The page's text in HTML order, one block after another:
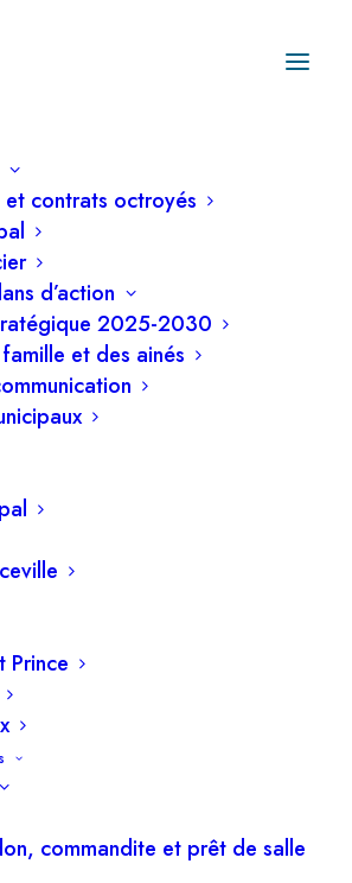
contrats octroyés
d’action
2025-2030
et des ainés
Prince
commandite et prêt de salle
par les présentes, donné par
adjoint de la Ville de
y aura une séance du conseil
8 juin 2026 à 19h30 à l’Hôtel
au cours de laquelle le
sur la demande de
suivante :
Martin Lehoux et de
projettent la construction d’un
25’ annexe à la nouvelle
Celui-ci serait aménagé avec
incluant les commodités d’un
Également, il a besoin d’être
l’accès aux personnes
La dérogation mineure
à permettre la construction
37,2 m2, ce qui représente une
m2 de plus qu’autorisé à la